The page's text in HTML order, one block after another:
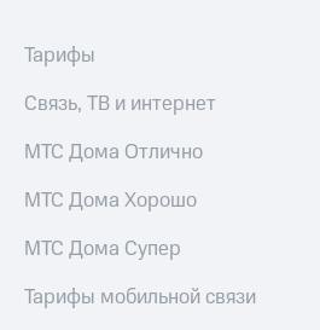
Тарифы
Связь, ТВ и интернет
МТС Дома Отлично
МТС Дома Хорошо
МТС Дома Супер
Тарифы мобильной связи